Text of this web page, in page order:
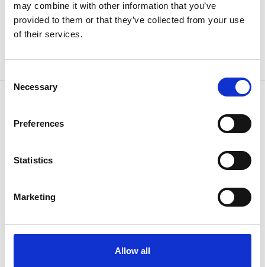
may combine it with other information that you’ve
provided to them or that they’ve collected from your use
of their services.
Selection
Necessary
Preferences
Statistics
Marketing
Allow all
Stossdämpfer
MA-35EUM ACE-Stossdämpfer
Stossdämpfer
ACE Kleinstossdämpfer
Artikel-Nr: 123-0005